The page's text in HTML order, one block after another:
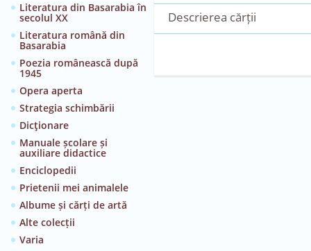
Literatura din Basarabia în
secolul XX
Literatura română din
Basarabia
Poezia românească după
1945
Opera aperta
Strategia schimbării
Dicţionare
Manuale școlare și
auxiliare didactice
Enciclopedii
Prietenii mei animalele
Albume și cărți de artă
Alte colecții
Varia
Descrierea cărții